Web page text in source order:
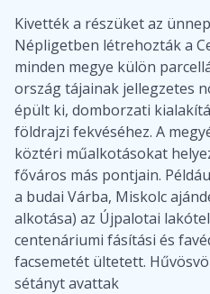
Kivették a részüket az
Népligetben létrehozták a
minden megye külön
ország tájainak jellegzetes
épült ki, domborzati
földrajzi fekvéséhez. A
köztéri műalkotásokat
főváros más pontjain.
a budai Várba, Miskolc
alkotása) az Újpalotai
centenáriumi fásítási és
facsemetét ültetett.
sétányt avattak